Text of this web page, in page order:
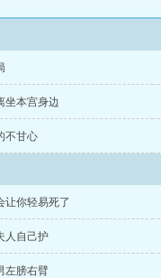
坐本宫身边
不甘心
让你轻易死了
人自己护
左膀右臂